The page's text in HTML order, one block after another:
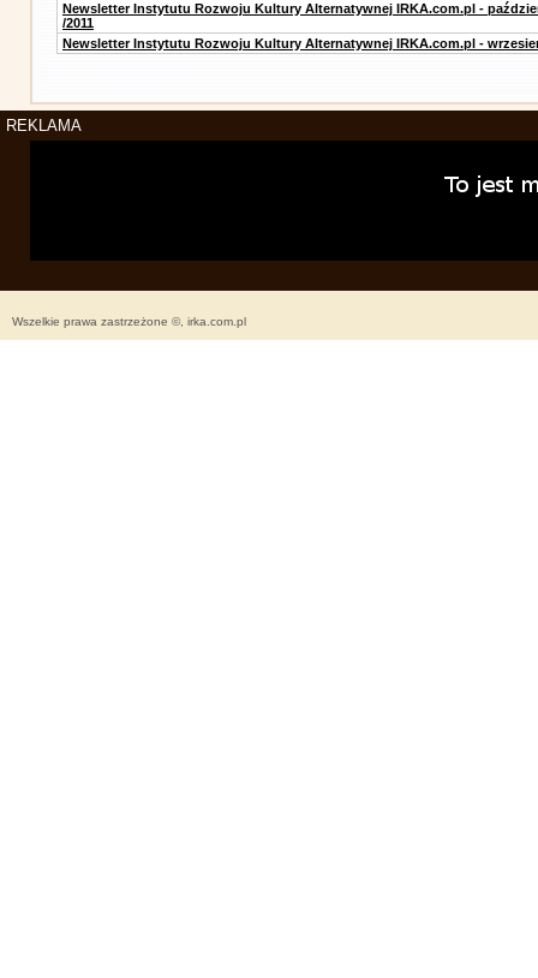
Newsletter Instytutu Rozwoju Kultury Alternatywnej IRKA.com.pl -
/2011
Newsletter Instytutu Rozwoju Kultury Alternatywnej IRKA.com.pl -
REKLAMA
Wszelkie prawa zastrzeżone ©, irka.com.pl